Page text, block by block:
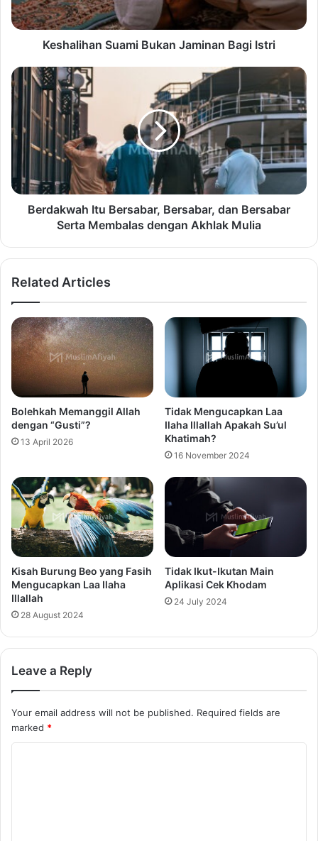
Keshalihan Suami Bukan Jaminan Bagi Istri
Berdakwah Itu Bersabar, Bersabar, dan Bersabar
Serta Membalas dengan Akhlak Mulia
Related Articles
Bolehkah Memanggil Allah
dengan “Gusti”?
13 April 2026
Tidak Mengucapkan Laa
Ilaha Illallah Apakah Su’ul
Khatimah?
16 November 2024
Kisah Burung Beo yang Fasih
Mengucapkan Laa Ilaha
Illallah
28 August 2024
Tidak Ikut-Ikutan Main
Aplikasi Cek Khodam
24 July 2024
Leave a Reply
Your email address will not be published. Required fields are
marked *